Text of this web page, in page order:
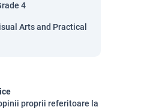
4
Arts and Practical
proprii referitoare la